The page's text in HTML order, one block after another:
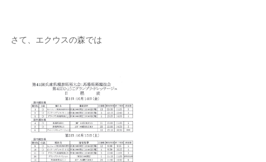
さて、エクウスの森では